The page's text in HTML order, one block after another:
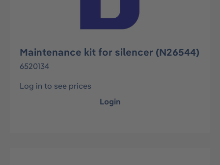
Maintenance kit for silencer (N26544)
6520134
Log in to see prices
Login